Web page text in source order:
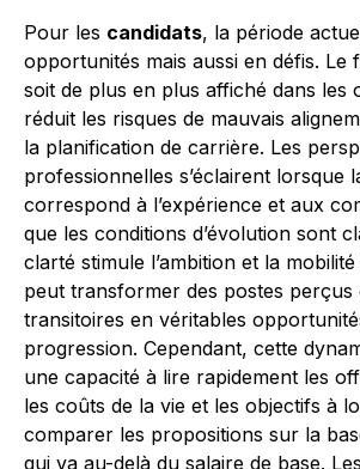
Pour les candidats, la période
opportunités mais aussi en défis. Le
soit de plus en plus affiché dans les
réduit les risques de mauvais
la planification de carrière. Les
professionnelles s’éclairent lorsque
correspond à l’expérience et aux
que les conditions d’évolution sont
clarté stimule l’ambition et la
peut transformer des postes perçus
transitoires en véritables
progression. Cependant, cette
une capacité à lire rapidement les
les coûts de la vie et les objectifs à
comparer les propositions sur la
qui va au-delà du salaire de base.